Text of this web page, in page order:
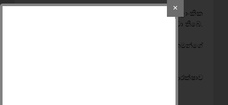
මේ අවාසනාවන්ත තත්ත්වය ගැන විදේශගත ශ්‍රී ලාංකික
සංවිධාන රජයේ බලධාරීන්ට දැනටමත් අනතුරු අඟවා තිබේ.
එහෙත් සිවිල් සංවිධාන රට පාලනය කරන්නේ තමන්ගේ
ඉන්දීය සිවිල් සංවිධාන එරට ජාතික ආරක්‌ෂාව
✕